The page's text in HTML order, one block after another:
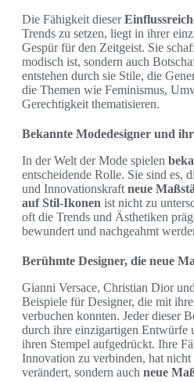
Die Fähigkeit dieser
Trends zu setzen, liegt in ihrer
Gespür für den Zeitgeist. Sie
modisch ist, sondern auch
entstehen durch sie Stile, die
die Themen wie Feminismus,
Gerechtigkeit thematisieren.
Bekannte Modedesigner und
In der Welt der Mode spielen
entscheidende Rolle. Sie sind es,
und Innovationskraft neue
auf Stil-Ikonen ist nicht zu
oft die Trends und Ästhetiken
bewundert und nachgeahmt
Berühmte Designer, die neue
Gianni Versace, Christian Dior
Beispiele für Designer, die mit
verbuchen konnten. Jeder dieser
durch ihre einzigartigen Entwürfe
ihren Stempel aufgedrückt. Ihre
Innovation zu verbinden, hat nicht
verändert, sondern auch neue